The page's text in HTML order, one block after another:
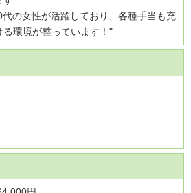
の女性が活躍しており、各種手当も充
環境が整っています！"